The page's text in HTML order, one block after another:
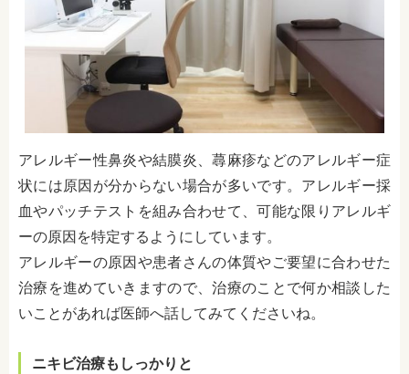
アレルギー性鼻炎や結膜炎、蕁麻疹などのアレルギー症
状には原因が分からない場合が多いです。アレルギー採
血やパッチテストを組み合わせて、可能な限りアレルギ
ーの原因を特定するようにしています。
アレルギーの原因や患者さんの体質やご要望に合わせた
治療を進めていきますので、治療のことで何か相談した
いことがあれば医師へ話してみてくださいね。
ニキビ治療もしっかりと